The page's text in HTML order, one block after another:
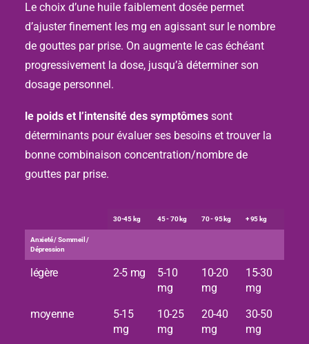
Le choix d’une huile faiblement dosée permet
d’ajuster finement les mg en agissant sur le nombre
de gouttes par prise. On augmente le cas échéant
progressivement la dose, jusqu’à déterminer son
dosage personnel.
le poids et l’intensité des symptômes sont
déterminants pour évaluer ses besoins et trouver la
bonne combinaison concentration/nombre de
gouttes par prise.
30-45 kg 45 - 70 kg 70 - 95 kg + 95 kg
Anxieté / Sommeil /
Dépression
légère 2-5 mg
5-10
mg
10-20
mg
15-30
mg
moyenne
5-15
mg
10-25
mg
20-40
mg
30-50
mg